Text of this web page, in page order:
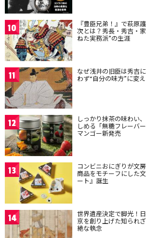
10 『豊臣兄弟！』で萩原
次とは？秀長・秀吉・
ねた実務派”の生涯
11 なぜ浅井の旧臣は秀吉
わず“自分の味方”に変
12 しっかり抹茶の味わい
しめる「無糖フレーバ
マンゴー新発売
13 コンビニおにぎりが文
商品をモチーフにした
ート』誕生
14 世界遺産決定で脚光！
京を創り上げた知られ
絶な執念